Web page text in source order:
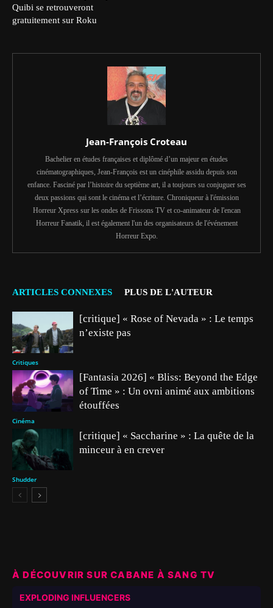
Quibi se retrouveront
gratuitement sur Roku
Jean-François Croteau
Bachelier en études françaises et diplômé d’un majeur en études
cinématographiques, Jean-François est un cinéphile assidu depuis son
enfance. Fasciné par l’histoire du septième art, il a toujours su conjuguer ses
deux passions qui sont le cinéma et l’écriture. Chroniqueur à l'émission
Horreur Xpress sur les ondes de Frissons TV et co-animateur de l'encan
Horreur Fanatik, il est également l'un des organisateurs de l'événement
Horreur Expo.
ARTICLES CONNEXES PLUS DE L'AUTEUR
Critiques
[critique] « Rose of Nevada » : Le temps
n’existe pas
Cinéma
[Fantasia 2026] « Bliss: Beyond the Edge
of Time » : Un ovni animé aux ambitions
étouffées
Shudder
[critique] « Saccharine » : La quête de la
minceur à en crever
À DÉCOUVRIR SUR CABANE À SANG TV
EXPLODING INFLUENCERS